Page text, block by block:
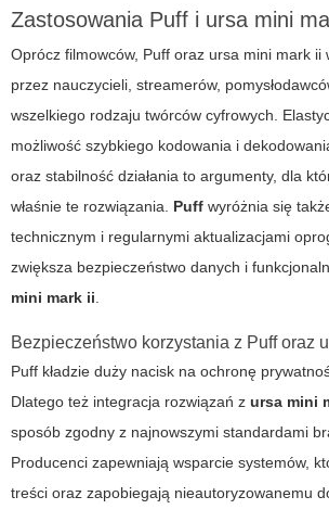
Zastosowania Puff i ursa mini
Oprócz filmowców, Puff oraz ursa mini mark ii
przez nauczycieli, streamerów,
wszelkiego rodzaju twórców cyfrowych.
możliwość szybkiego kodowania i
oraz stabilność działania to argumenty, dla
właśnie te rozwiązania. Puff wyróżnia się
technicznym i regularnymi aktualizacjami
zwiększa bezpieczeństwo danych i
mini mark ii
Bezpieczeństwo korzystania z Puff oraz
Puff kładzie duży nacisk na ochronę
Dlatego też integracja rozwiązań z ursa mini
sposób zgodny z najnowszymi standardami
Producenci zapewniają wsparcie systemów,
treści oraz zapobiegają nieautoryzowanemu